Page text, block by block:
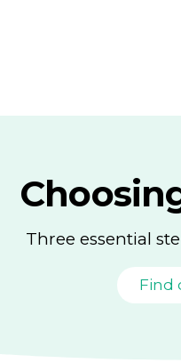
Three essential
Find